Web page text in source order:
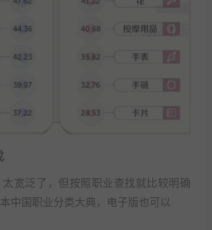
宽泛了，但按照职业查找就比较明确
中国职业分类大典，电子版也可以